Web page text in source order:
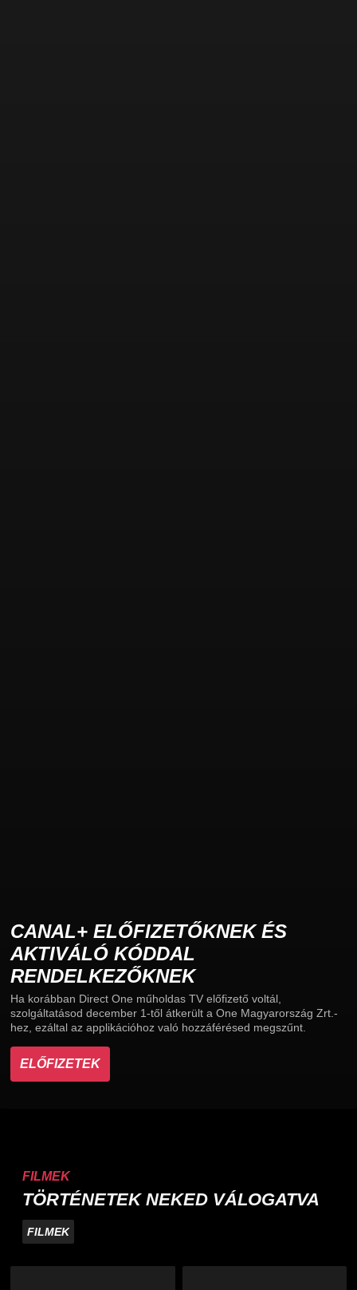
CANAL+ ELŐFIZETŐKNEK ÉS
AKTIVÁLÓ KÓDDAL
RENDELKEZŐKNEK
Ha korábban Direct One műholdas TV előfizető voltál,
szolgáltatásod december 1-től átkerült a One Magyarország Zrt.-
hez, ezáltal az applikációhoz való hozzáférésed megszűnt.
ELŐFIZETEK
FILMEK
TÖRTÉNETEK NEKED VÁLOGATVA
FILMEK